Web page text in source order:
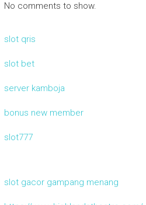
No comments to show.
slot qris
slot bet
server kamboja
bonus new member
slot777
slot gacor gampang menang